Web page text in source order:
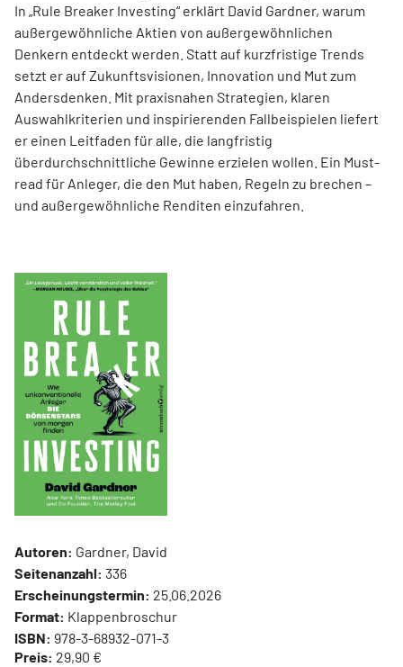
In „Rule Breaker Investing“ erklärt David Gardner, warum
außergewöhnliche Aktien von außer­gewöhnlichen
Denkern entdeckt werden. Statt auf kurzfristige Trends
setzt er auf Zukunftsvisionen, Innovation und Mut zum
Andersdenken. Mit praxisnahen Strategien, klaren
Auswahlkriterien und inspirierenden Fallbeispielen liefert
er einen Leit­faden für alle, die langfristig
überdurchschnittliche Gewinne erzielen wollen. Ein Must-
read für Anleger, die den Mut haben, Regeln zu brechen –
und außergewöhnliche Renditen einzufahren.
Autoren: Gardner, David
Seitenanzahl: 336
Erscheinungstermin: 25.06.2026
Format: Klappenbroschur
ISBN: 978-3-68932-071-3
Preis: 29,90 €